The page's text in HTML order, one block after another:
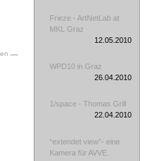
Frieze - ArtNetLab at
MKL Graz
12.05.2010
WPD10 in Graz
26.04.2010
1/space - Thomas Grill
22.04.2010
“extendet view”- eine
Kamera für AVVE.